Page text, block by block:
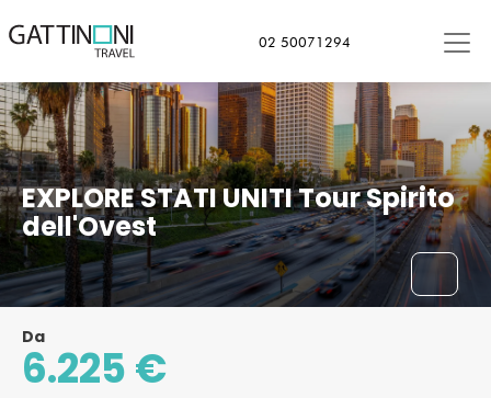
02 50071294
EXPLORE STATI UNITI Tour Spirito
dell'Ovest
Los Angeles, Stati Uniti d'America
Da
6.225 €